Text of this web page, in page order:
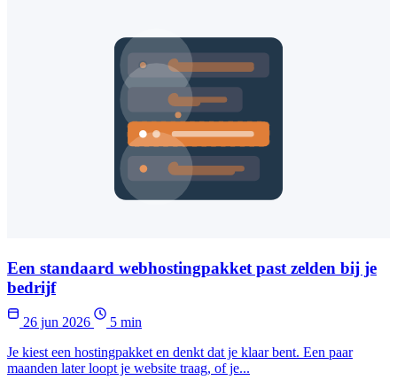
Een standaard webhostingpakket past zelden bij je
bedrijf
26 jun 2026
5 min
Je kiest een hostingpakket en denkt dat je klaar bent. Een paar
maanden later loopt je website traag, of je...